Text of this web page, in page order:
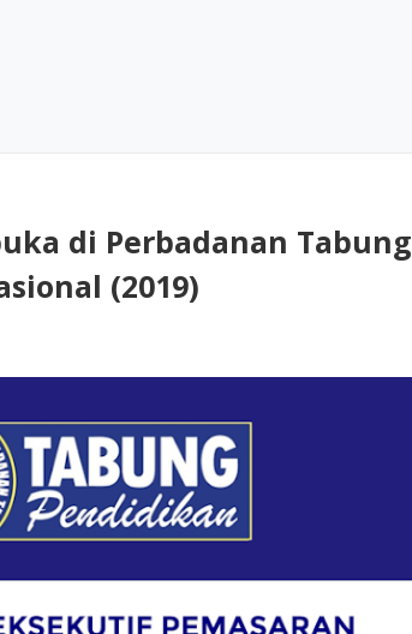
di Perbadanan Tabung
(2019)